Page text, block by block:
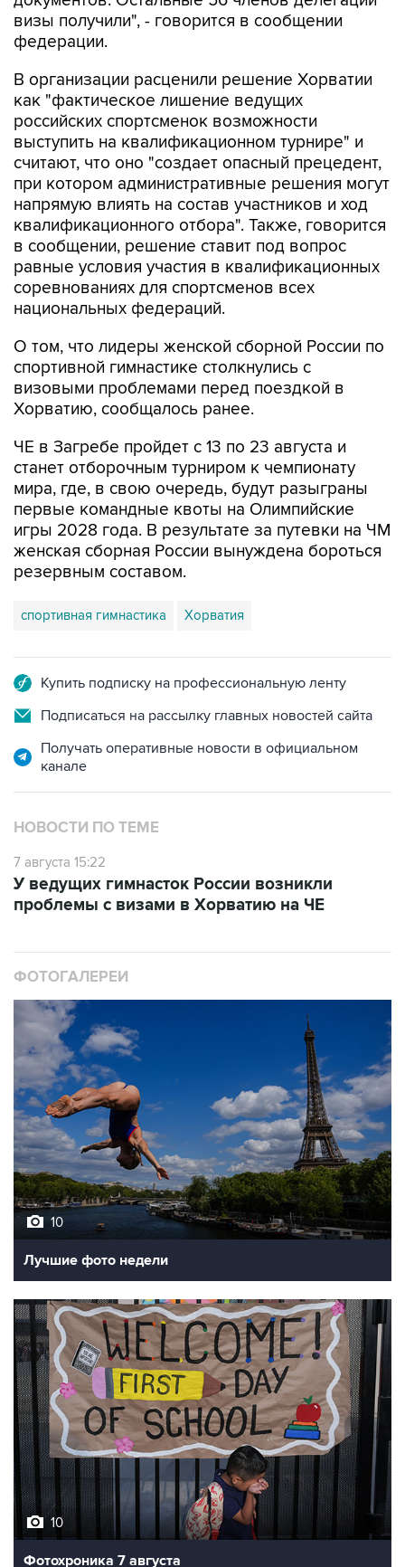
визы получили", - говорится в сообщении
федерации.
В организации расценили решение Хорватии
как "фактическое лишение ведущих
российских спортсменок возможности
выступить на квалификационном турнире" и
считают, что оно "создает опасный прецедент,
при котором административные решения могут
напрямую влиять на состав участников и ход
квалификационного отбора". Также, говорится
в сообщении, решение ставит под вопрос
равные условия участия в квалификационных
соревнованиях для спортсменов всех
национальных федераций.
О том, что лидеры женской сборной России по
спортивной гимнастике столкнулись с
визовыми проблемами перед поездкой в
Хорватию, сообщалось ранее.
ЧЕ в Загребе пройдет с 13 по 23 августа и
станет отборочным турниром к чемпионату
мира, где, в свою очередь, будут разыграны
первые командные квоты на Олимпийские
игры 2028 года. В результате за путевки на ЧМ
женская сборная России вынуждена бороться
резервным составом.
спортивная гимнастика Хорватия
Купить подписку на профессиональную ленту
Подписаться на рассылку главных новостей сайта
Получать оперативные новости в официальном
канале
НОВОСТИ ПО ТЕМЕ
7 августа 15:22
У ведущих гимнасток России возникли
проблемы с визами в Хорватию на ЧЕ
ФОТОГАЛЕРЕИ
10
Лучшие фото недели
10
Фотохроника 7 августа